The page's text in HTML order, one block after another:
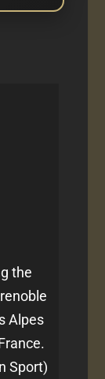
the
Alpes
Sport)